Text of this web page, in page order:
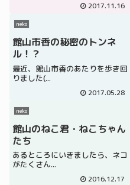
2017.11.16
neko
館山市香の秘密のトンネ
ル！？
最近、館山市香のあたりを歩き回
りました(...
2017.05.28
neko
館山のねこ君・ねこちゃん
たち
あるところにいきましたら、ネコ
がたくさん...
2016.12.17